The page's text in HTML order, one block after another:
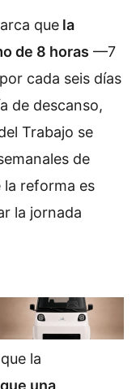
que la
de 8 horas —7
cada seis días
de descanso,
Trabajo se
de
la reforma es
la jornada
la
una